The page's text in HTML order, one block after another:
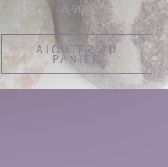
6,90€
AJOUTER AU
PANIER